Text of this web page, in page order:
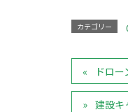
カテゴリー
ドロ
建設キ